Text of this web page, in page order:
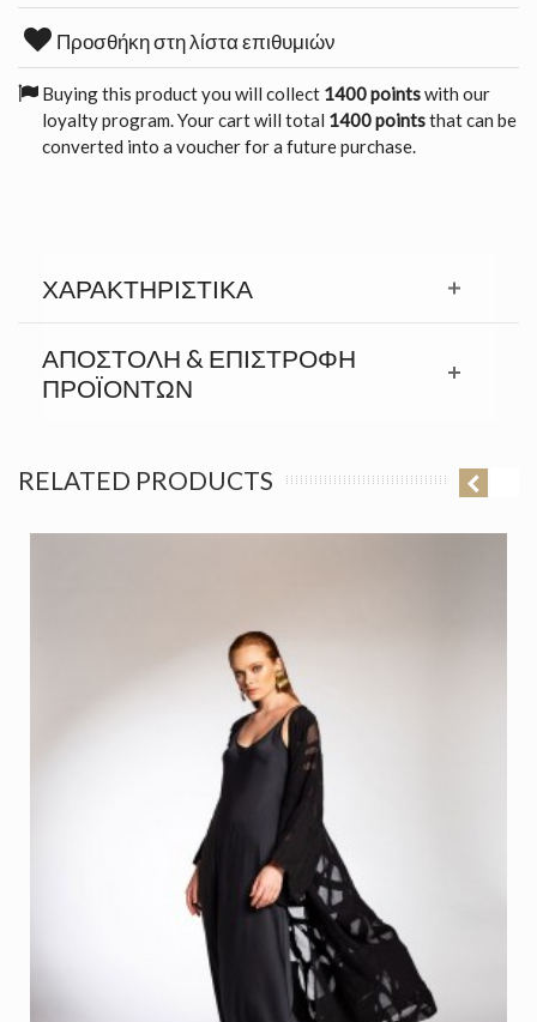
Προσθήκη στη λίστα επιθυμιών
Buying this product you will collect 1400 pointswith our
loyalty program. Your cart will total 1400 pointsthat can be
converted into a voucher for a future purchase.
ΧΑΡΑΚΤΗΡΙΣΤΙΚΆ
ΑΠΟΣΤΟΛΉ & ΕΠΙΣΤΡΟΦΉ
ΠΡΟΪΟΝΤΩΝ
RELATED PRODUCTS